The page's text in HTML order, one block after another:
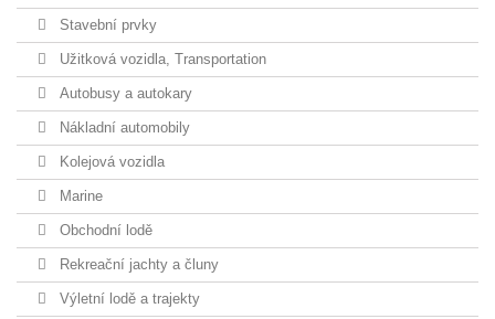
Stavební prvky
Užitková vozidla, Transportation
Autobusy a autokary
Nákladní automobily
Kolejová vozidla
Marine
Obchodní lodě
Rekreační jachty a čluny
Výletní lodě a trajekty